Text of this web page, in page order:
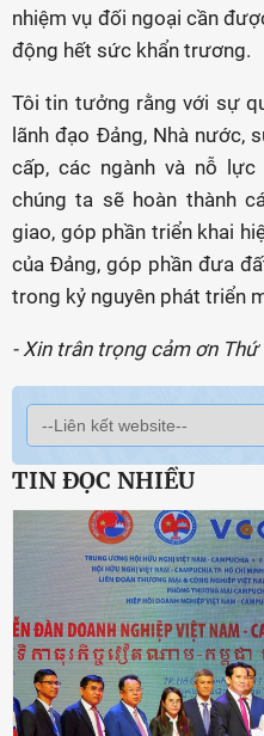
nhiệm vụ đối ngoại cần
động hết sức khẩn trương.
Tôi tin tưởng rằng với sự
lãnh đạo Đảng, Nhà nước,
cấp, các ngành và nỗ lực
chúng ta sẽ hoàn thành
giao, góp phần triển khai
của Đảng, góp phần đưa
trong kỷ nguyên phát triển
- Xin trân trọng cảm ơn
TIN ĐỌC NHIỀU